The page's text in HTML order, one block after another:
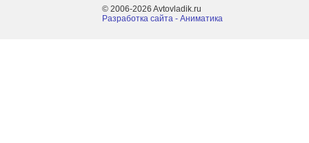
© 2006-2026 Avtovladik.ru
Разработка сайта - Aниматика